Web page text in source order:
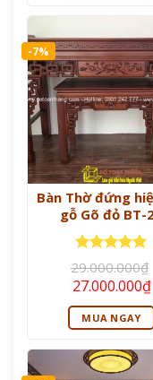
-7%
Bàn Thờ đứng
gỗ Gõ đỏ BT-
Được xếp
hạng55
sao
29.000.000₫
Giá
gốc
là:
29.000.000₫.
27.000.000₫
MUA NGAY